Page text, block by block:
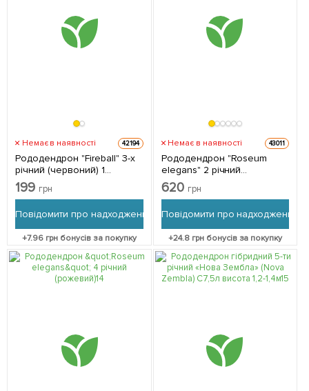
Немає в наявності 42194
Рододендрон "Fireball" 3-х
річний (червоний) 1
саджанець в упаковці
199 грн
Повідомити про надходження
+7.96 грн бонусів за покупку
Немає в наявності 43011
Рододендрон "Roseum
elegans" 2 річний
(рожевий) 1 саджанець в
упаковці
620 грн
Повідомити про надходження
+24.8грн бонусів за покупку